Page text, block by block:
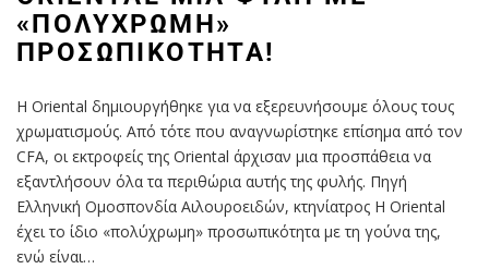
«ΠΟΛΎΧΡΩΜΗ»
ΠΡΟΣΩΠΙΚΌΤΗΤΑ!
Η Oriental δημιουργήθηκε για να εξερευνήσουμε όλους τους
χρωματισμούς. Από τότε που αναγνωρίστηκε επίσημα από τον
CFA, οι εκτροφείς της Oriental άρχισαν μια προσπάθεια να
εξαντλήσουν όλα τα περιθώρια αυτής της φυλής. Πηγή
Eλληνική Ομοσπονδία Αιλουροειδών, κτηνίατρος Η Oriental
έχει το ίδιο «πολύχρωμη» προσωπικότητα με τη γούνα της,
ενώ είναι…